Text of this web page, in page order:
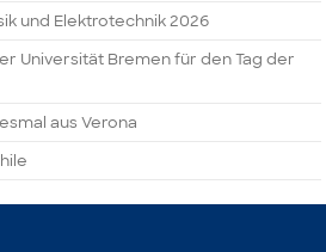
und Elektrotechnik 2026
Universität Bremen für den Tag der
aus Verona